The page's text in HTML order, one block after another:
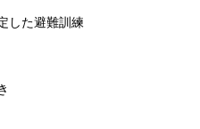
した避難訓練